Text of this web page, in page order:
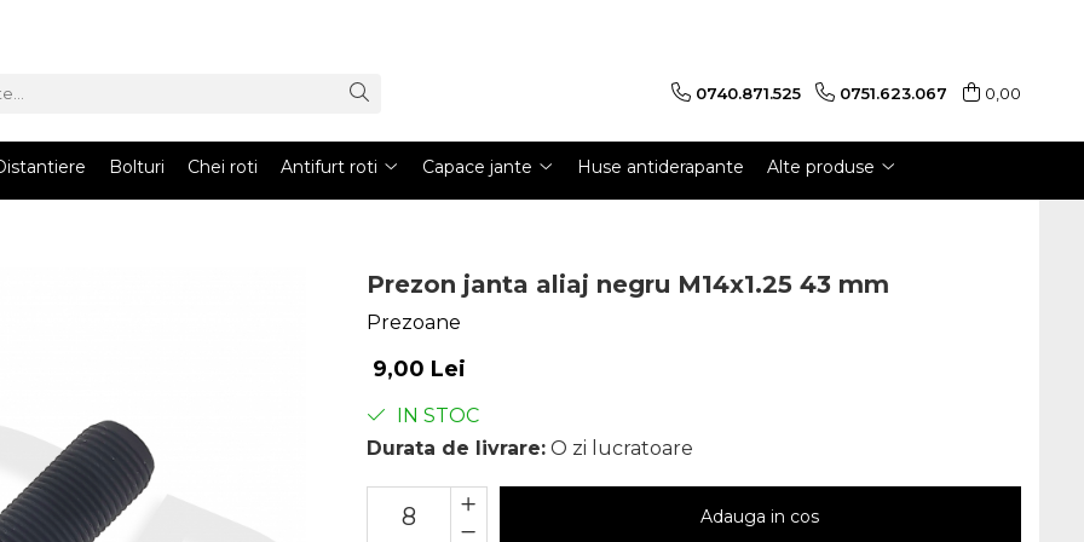
0740.871.525 0751.623.067 0,00
Bolturi Chei roti Antifurt roti Capace jante Huse antiderapante Alte produse
Prezon janta aliaj negru M14x1.25 43 mm
Prezoane
9,00 Lei
IN STOC
Durata de livrare:O zi lucratoare
Adauga in cos